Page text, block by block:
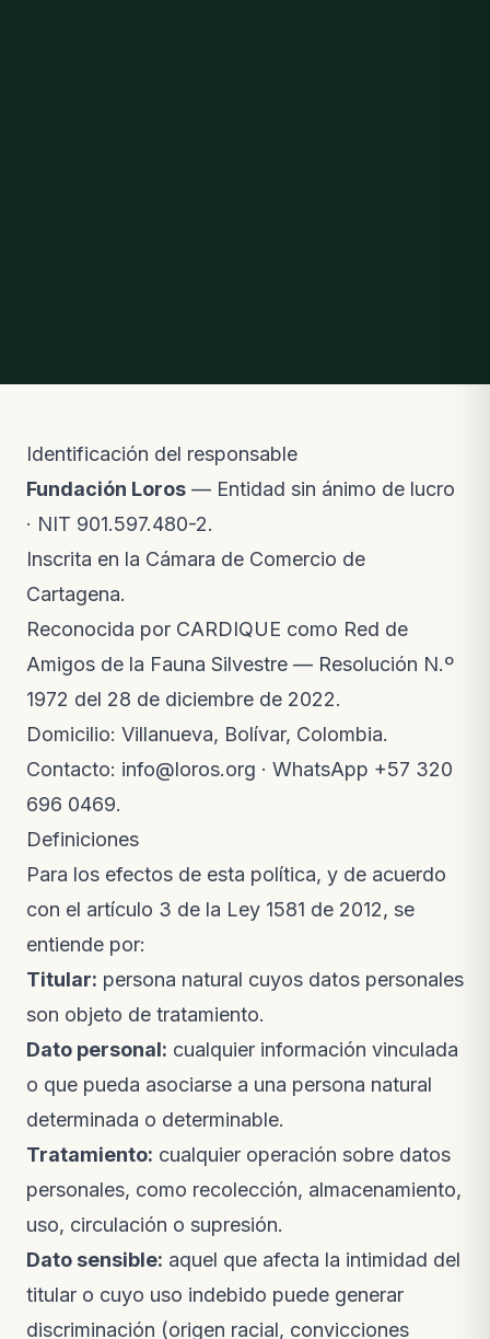
Identificación del responsable
Fundación Loros — Entidad sin ánimo de lucro
· NIT 901.597.480-2.
Inscrita en la Cámara de Comercio de
Cartagena.
Reconocida por CARDIQUE como Red de
Amigos de la Fauna Silvestre — Resolución N.º
1972 del 28 de diciembre de 2022.
Domicilio: Villanueva, Bolívar, Colombia.
Contacto: info@loros.org · WhatsApp +57 320
696 0469.
Definiciones
Para los efectos de esta política, y de acuerdo
con el artículo 3 de la Ley 1581 de 2012, se
entiende por:
Titular: persona natural cuyos datos personales
son objeto de tratamiento.
Dato personal: cualquier información vinculada
o que pueda asociarse a una persona natural
determinada o determinable.
Tratamiento: cualquier operación sobre datos
personales, como recolección, almacenamiento,
uso, circulación o supresión.
Dato sensible: aquel que afecta la intimidad del
titular o cuyo uso indebido puede generar
discriminación (origen racial, convicciones